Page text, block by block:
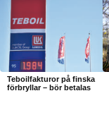
Teboilfakturor på finska
förbryllar – bör betalas